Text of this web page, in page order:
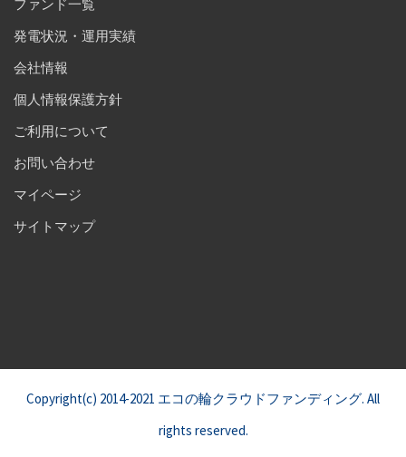
ファンド一覧
発電状況・運用実績
会社情報
個人情報保護方針
ご利用について
お問い合わせ
マイページ
サイトマップ
Copyright(c) 2014-2021 エコの輪クラウドファンディング. All
rights reserved.